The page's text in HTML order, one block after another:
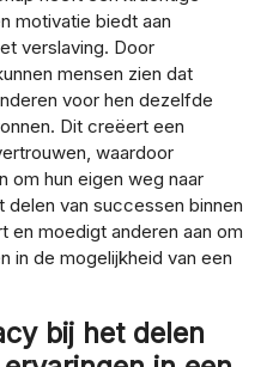
motivatie biedt aan
verslaving. Door
mensen zien dat
voor hen dezelfde
Dit creëert een
waardoor
om hun eigen weg naar
van successen binnen
en moedigt anderen aan om
in de mogelijkheid van een
bij het delen